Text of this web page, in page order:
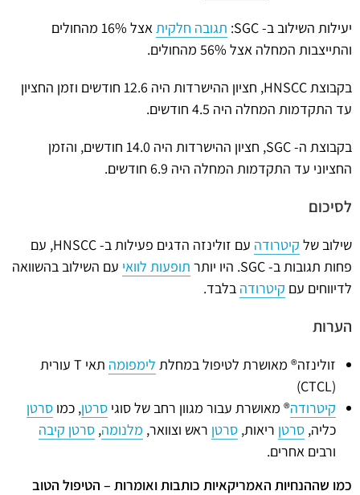
יעילות השילוב ב- SGC: תגובה חלקית
אצל 16% מהחולים
והתייצבות המחלה אצל 56% מהחולים.
בקבוצת HNSCC, חציון ההישרדות היה 12.6 חודשים וזמן החציון
עד התקדמות המחלה היה 4.5 חודשים.
בקבוצת ה- SGC, חציון ההישרדות היה 14.0 חודשים, והזמן
החציוני עד התקדמות המחלה היה 6.9 חודשים.
לסיכום
שילוב של קיטרודה
עם זולינזה הדגים פעילות ב- HNSCC, עם
פחות תגובות ב- SGC. היו יותר
תופעות לוואי עם השילוב בהשוואה
לדיווחים עם קיטרודה בלבד.
הערות
זולינזה® מאושרת לטיפול במחלת לימפומה
תאי T עורית
(CTCL)
קיטרודה® מאושרת עבור מגוון רחב של סוגי סרטן, כמו סרטן
כליה, סרטן ריאות, סרטן ראש וצוואר, מלנומה, סרטן קיבה
ורבים אחרים.
כמו שההנחיות האמריקאיות כותבות ואומרות – הטיפול הטוב